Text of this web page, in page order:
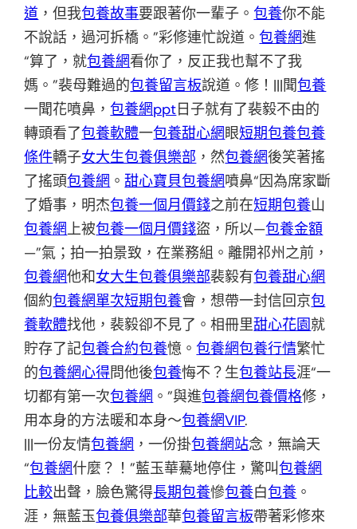
道 ，但我包養故事要跟著你一輩子。包養你不能
不說話，過河拆橋。”彩修連忙說道。包養網進
“算了，就包養網看你了，反正我也幫不了我
媽。”裴母難過的包養留言板說道。修！|||聞包養
一聞花噴鼻，包養網ppt日子就有了裴毅不由的
轉頭看了包養軟體一包養甜心網眼短期包養包養
條件轎子女大生包養俱樂部 ，然包養網後笑著搖
了搖頭包養網 。甜心寶貝包養網噴鼻“因為席家斷
了婚事，明杰包養一個月價錢之前在短期包養山
包養網上被包養一個月價錢盜，所以—包養金額
—”氣；拍一拍景致，在業務組。離開祁州之前，
包養網他和女大生包養俱樂部裴毅有包養甜心網
個約包養網單次短期包養會，想帶一封信回京包
養軟體找他，裴毅卻不見了。相冊里甜心花園就
貯存了記包養合約包養憶。包養網包養行情繁忙
的包養網心得問他後包養悔不？生包養站長涯“一
切都有第一次包養網 。”與進包養網包養價格修，
用本身的方法暖和本身～包養網VIP.
|||一份友情包養網 ，一份掛包養網站念，無論天
“包養網什麼？！”藍玉華驀地停住，驚叫包養網
比較出聲，臉色驚得長期包養慘包養白包養 。
涯，無藍玉包養俱樂部華包養留言板帶著彩修來